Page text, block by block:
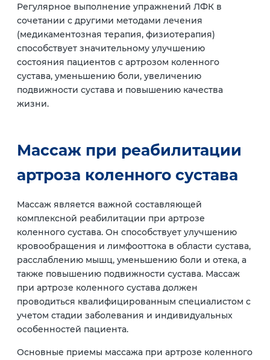
Регулярное выполнение упражнений ЛФК в
сочетании с другими методами лечения
(медикаментозная терапия, физиотерапия)
способствует значительному улучшению
состояния пациентов с артрозом коленного
сустава, уменьшению боли, увеличению
подвижности сустава и повышению качества
жизни.
Массаж при реабилитации
артроза коленного сустава
Массаж является важной составляющей
комплексной реабилитации при артрозе
коленного сустава. Он способствует улучшению
кровообращения и лимфооттока в области сустава,
расслаблению мышц, уменьшению боли и отека, а
также повышению подвижности сустава. Массаж
при артрозе коленного сустава должен
проводиться квалифицированным специалистом с
учетом стадии заболевания и индивидуальных
особенностей пациента.
Основные приемы массажа при артрозе коленного